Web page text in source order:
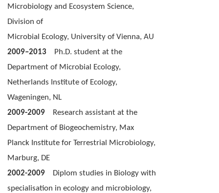
Microbiology and Ecosystem Science,
Division of
Microbial Ecology, University of Vienna, AU
2009–2013 Ph.D. student at the
Department of Microbial Ecology,
Netherlands Institute of Ecology,
Wageningen, NL
2009-2009 Research assistant at the
Department of Biogeochemistry, Max
Planck Institute for Terrestrial Microbiology,
Marburg, DE
2002-2009 Diplom studies in Biology with
specialisation in ecology and microbiology,